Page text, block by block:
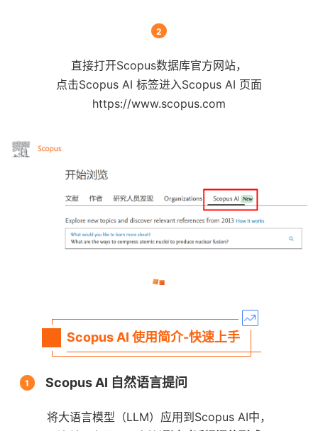
2
直接打开Scopus数据库官方网站，
点击Scopus AI 标签进入Scopus AI 页面
https://www.scopus.com
Scopus AI 使用简介-快速上手
1 Scopus AI 自然语言提问
将大语言模型（LLM）应用到Scopus AI中，